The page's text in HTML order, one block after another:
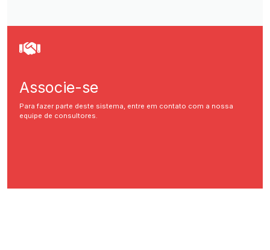
Associe-se
Para fazer parte deste sistema, entre em contato com a nossa
equipe de consultores.